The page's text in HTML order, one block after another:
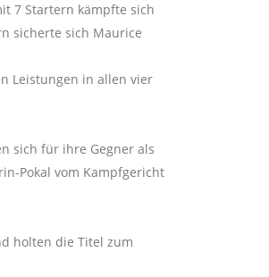
7 Startern kämpfte sich
sicherte sich Maurice
Leistungen in allen vier
sich für ihre Gegner als
Pokal vom Kampfgericht
holten die Titel zum